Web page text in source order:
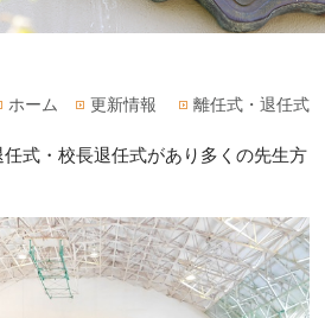
ホーム 更新情報 離任式・退任式
式・校長退任式があり多くの先生方